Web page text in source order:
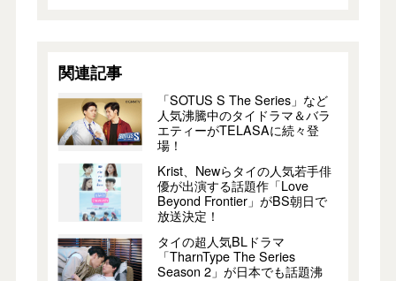
関連記事
「SOTUS S The Series」など
人気沸騰中のタイドラマ＆バラ
エティーがTELASAに続々登
場！
Krist、Newらタイの人気若手俳
優が出演する話題作「Love
Beyond Frontier」がBS朝日で
放送決定！
タイの超人気BLドラマ
「TharnType The Series
Season 2」が日本でも話題沸